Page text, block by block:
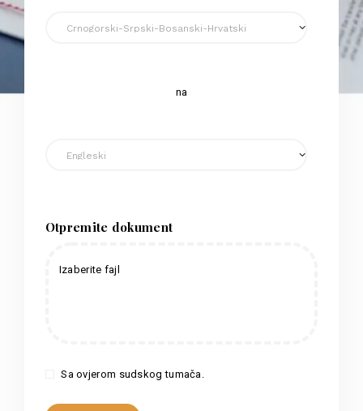
na
Otpremite dokument
Izaberite fajl
Sa ovjerom sudskog tumača.